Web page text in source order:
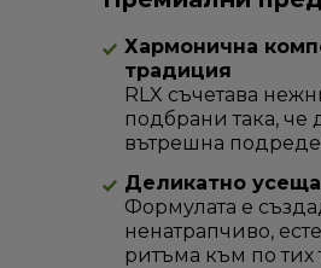
Хармонична
традиция
RLX съчетава
подбрани така, че
вътрешна
Деликатно
Формулата е
ненатрапчиво,
ритъма към по тих